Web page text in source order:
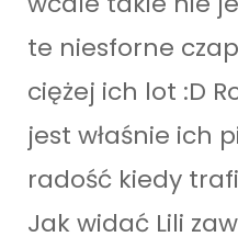
te niesforne
ciężej ich lot :D
jest właśnie ich
radość kiedy
Jak widać Lili